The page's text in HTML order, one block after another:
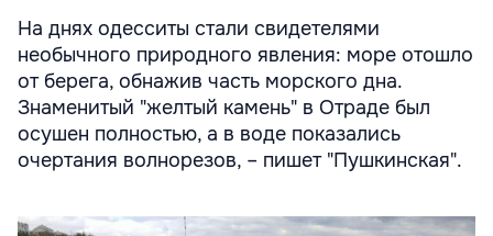
На днях одесситы стали свидетелями
необычного природного явления: море отошло
от берега, обнажив часть морского дна.
Знаменитый "желтый камень" в Отраде был
осушен полностью, а в воде показались
очертания волнорезов, – пишет "Пушкинская".